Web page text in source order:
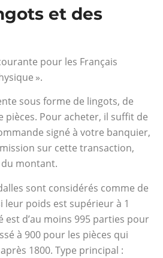
et des
pour les Français
».
sous forme de lingots, de
pièces. Pour acheter, il suffit de
signé à votre banquier,
sur cette transaction,
du montant.
sont considérés comme de
leur poids est supérieur à 1
d’au moins 995 parties pour
à 900 pour les pièces qui
1800. Type principal :